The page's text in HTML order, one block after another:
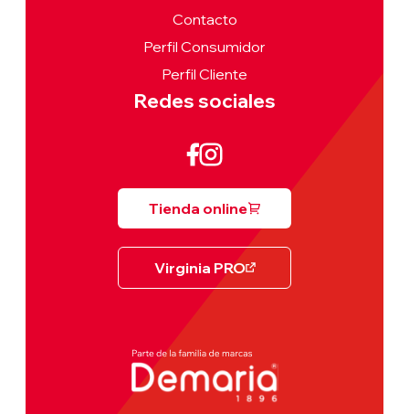
Contacto
Perfil Consumidor
Perfil Cliente
Redes sociales
Tienda online
Virginia PRO